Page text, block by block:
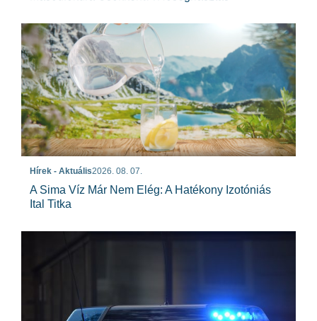
Hírek - Aktuális2026. 08. 07.
A Sima Víz Már Nem Elég: A Hatékony Izotóniás
Ital Titka